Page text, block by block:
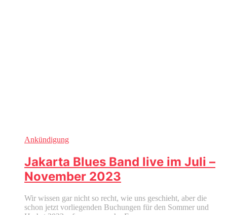
Ankündigung
Jakarta Blues Band live im Juli –
November 2023
Wir wissen gar nicht so recht, wie uns geschieht, aber die
schon jetzt vorliegenden Buchungen für den Sommer und